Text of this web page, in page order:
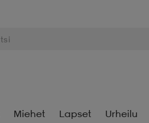
Miehet Lapset Urheilu